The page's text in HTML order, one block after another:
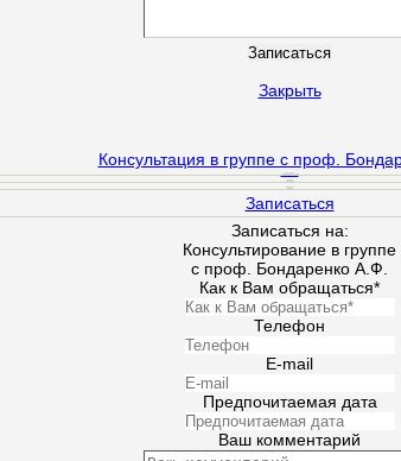
Закрыть
Консультация в группе с проф.
Записаться
Записаться на:
Консультирование в группе
с проф. Бондаренко А.Ф.
Как к Вам обращаться*
Телефон
E-mail
Предпочитаемая дата
Ваш комментарий